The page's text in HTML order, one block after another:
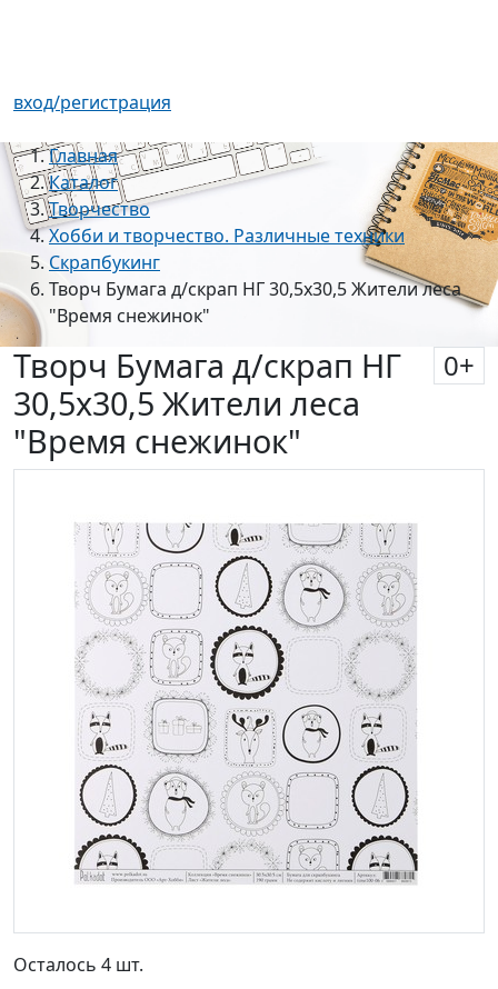
вход/регистрация
Главная
Каталог
Творчество
Хобби и творчество. Различные техники
Скрапбукинг
Творч Бумага д/скрап НГ 30,5х30,5 Жители леса
"Время снежинок"
Творч Бумага д/скрап НГ
30,5х30,5 Жители леса
"Время снежинок"
0+
Осталось 4 шт.